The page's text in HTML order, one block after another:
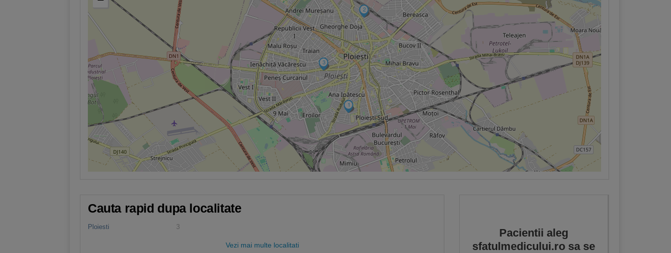
1
2
3
Cauta rapid dupa localitate
Ploiesti 3
Vezi mai multe localitati
Pacientii aleg
sfatulmedicului.ro sa se